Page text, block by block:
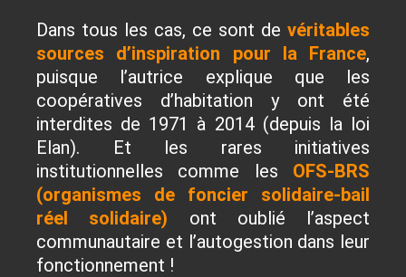
Dans tous les cas, ce sont de véritables
sources d’inspiration pour la France,
puisque l’autrice explique que les
coopératives d’habitation y ont été
interdites de 1971 à 2014 (depuis la loi
Elan). Et les rares initiatives
institutionnelles comme les OFS-BRS
(organismes de foncier solidaire-bail
réel solidaire) ont oublié l’aspect
communautaire et l’autogestion dans leur
fonctionnement !